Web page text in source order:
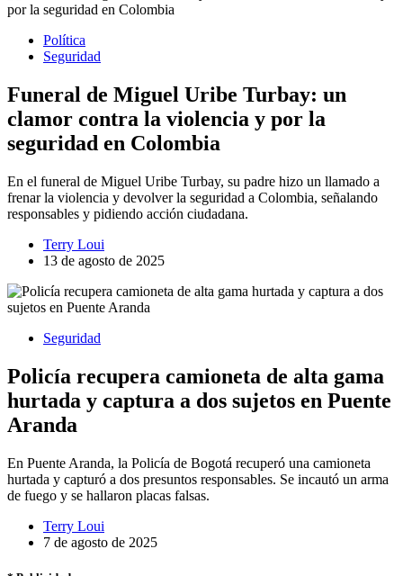
Política
Seguridad
Funeral de Miguel Uribe Turbay: un
clamor contra la violencia y por la
seguridad en Colombia
En el funeral de Miguel Uribe Turbay, su padre hizo un llamado a
frenar la violencia y devolver la seguridad a Colombia, señalando
responsables y pidiendo acción ciudadana.
Terry Loui
13 de agosto de 2025
Seguridad
Policía recupera camioneta de alta gama
hurtada y captura a dos sujetos en Puente
Aranda
En Puente Aranda, la Policía de Bogotá recuperó una camioneta
hurtada y capturó a dos presuntos responsables. Se incautó un arma
de fuego y se hallaron placas falsas.
Terry Loui
7 de agosto de 2025